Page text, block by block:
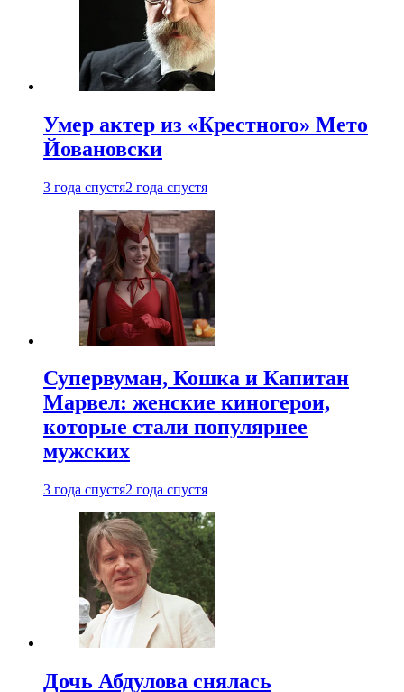
Умер актер из «Крестного» Мето
Йовановски
3 года спустя2 года спустя
Супервуман, Кошка и Капитан
Марвел: женские киногерои,
которые стали популярнее
мужских
3 года спустя2 года спустя
Дочь Абдулова снялась